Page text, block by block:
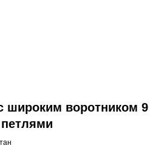
широким воротником 9